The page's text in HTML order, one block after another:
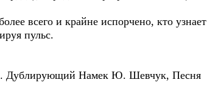
всего и крайне испорчено, кто узнает
пульс.
Намек Ю. Шевчук, Песня